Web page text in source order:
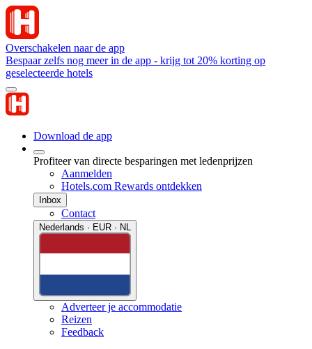
Overschakelen naar de app
Bespaar zelfs nog meer in de app - krijg tot 20% korting op
geselecteerde hotels
Download de app
Profiteer van directe besparingen met ledenprijzen
Aanmelden
Hotels.com Rewards ontdekken
Inbox
Contact
Nederlands · EUR · NL
Adverteer je accommodatie
Reizen
Feedback